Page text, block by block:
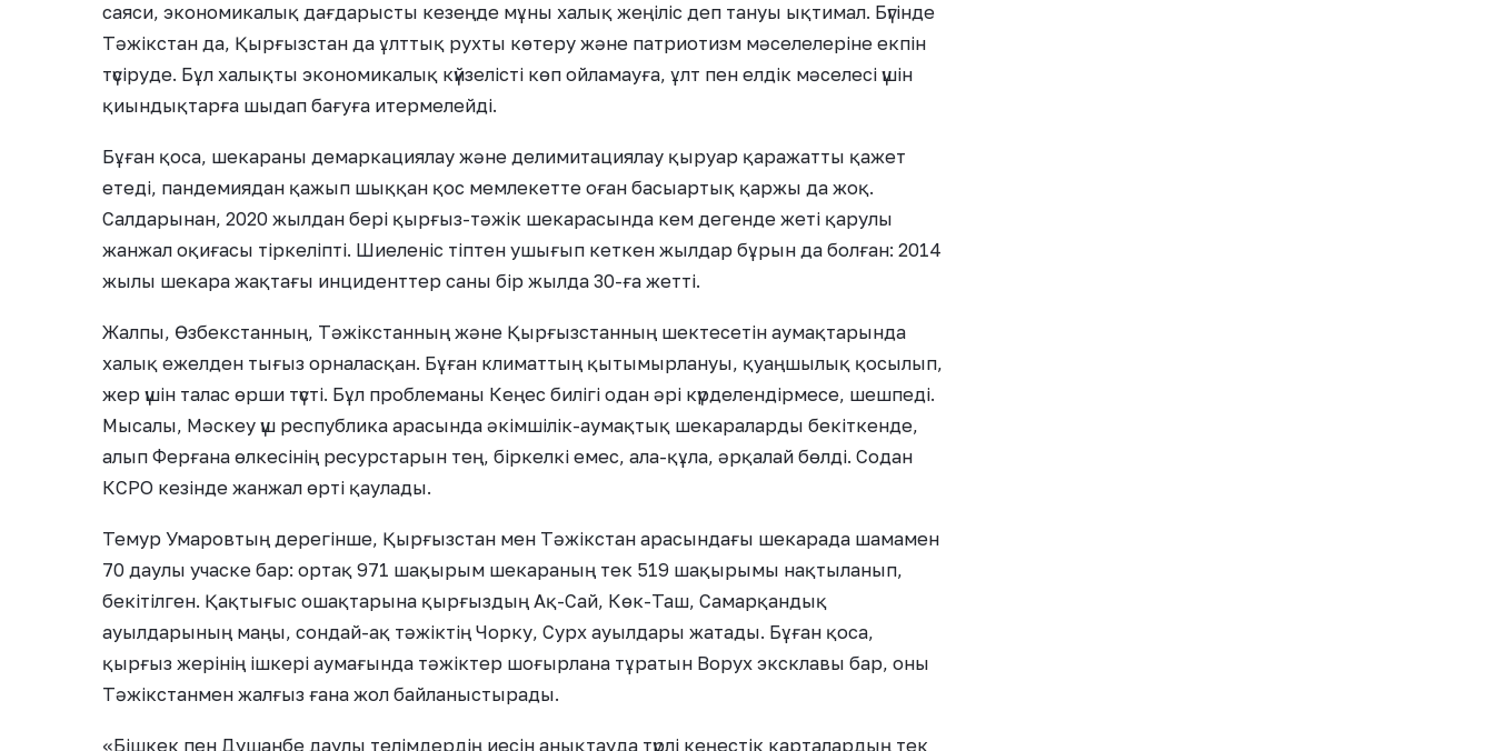
саяси, экономикалық дағдарысты кезеңде мұны халық жеңіліс деп тануы ықтимал. Бүгінде
Тәжікстан да, Қырғызстан да ұлттық рухты көтеру және патриотизм мәселелеріне екпін
түсіруде. Бұл халықты экономикалық күйзелісті көп ойламауға, ұлт пен елдік мәселесі үшін
қиындықтарға шыдап бағуға итермелейді.
Бұған қоса, шекараны демаркациялау және делимитациялау қыруар қаражатты қажет
етеді, пандемиядан қажып шыққан қос мемлекетте оған басыартық қаржы да жоқ.
Салдарынан, 2020 жылдан бері қырғыз-тәжік шекарасында кем дегенде жеті қарулы
жанжал оқиғасы тіркеліпті. Шиеленіс тіптен ушығып кеткен жылдар бұрын да болған: 2014
жылы шекара жақтағы инциденттер саны бір жылда 30-ға жетті.
Жалпы, Өзбекстанның, Тәжікстанның және Қырғызстанның шектесетін аумақтарында
халық ежелден тығыз орналасқан. Бұған климаттың қытымырлануы, қуаңшылық қосылып,
жер үшін талас өрши түсті. Бұл проблеманы Кеңес билігі одан әрі күрделендірмесе, шешпеді.
Мысалы, Мәскеу үш республика арасында әкімшілік-аумақтық шекараларды бекіткенде,
алып Ферғана өлкесінің ресурстарын тең, біркелкі емес, ала-құла, әрқалай бөлді. Содан
КСРО кезінде жанжал өрті қаулады.
Темур Умаровтың дерегінше, Қырғызстан мен Тәжікстан арасындағы шекарада шамамен
70 даулы учаске бар: ортақ 971 шақырым шекараның тек 519 шақырымы нақтыланып,
бекітілген. Қақтығыс ошақтарына қырғыздың Ақ-Сай, Көк-Таш, Самарқандық
ауылдарының маңы, сондай-ақ тәжіктің Чорку, Сурх ауылдары жатады. Бұған қоса,
қырғыз жерінің ішкері аумағында тәжіктер шоғырлана тұратын Ворух эксклавы бар, оны
Тәжікстанмен жалғыз ғана жол байланыстырады.
«Бішкек пен Душанбе даулы телімдердің иесін анықтауда түрлі кеңестік карталардың тек